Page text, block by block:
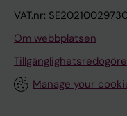
VAT.nr:
Om webbplatsen
Manage your